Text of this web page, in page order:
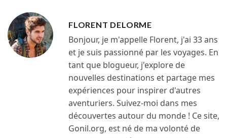
FLORENT DELORME
Bonjour, je m'appelle Florent, j'ai 33 ans
et je suis passionné par les voyages. En
tant que blogueur, j'explore de
nouvelles destinations et partage mes
expériences pour inspirer d'autres
aventuriers. Suivez-moi dans mes
découvertes autour du monde ! Ce site,
Gonil.org, est né de ma volonté de